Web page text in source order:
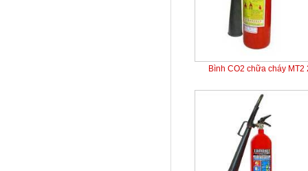
Bình CO2 chữa cháy MT2